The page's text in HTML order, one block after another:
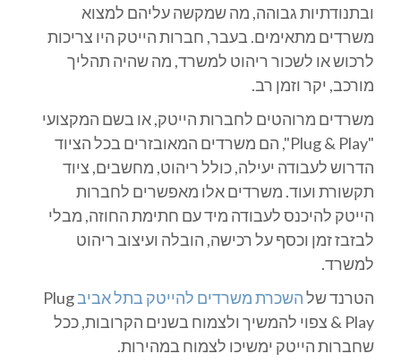
ובתנודתיות גבוהה, מה שמקשה עליהם למצוא
משרדים מתאימים. בעבר, חברות הייטק היו צריכות
לרכוש או לשכור ריהוט למשרד, מה שהיה תהליך
מורכב, יקר וזמן רב.
משרדים מרוהטים לחברות הייטק, או בשם המקצועי
"Plug & Play", הם משרדים המאובזרים בכל הציוד
הדרוש לעבודה יעילה, כולל ריהוט, מחשבים, ציוד
תקשורת ועוד. משרדים אלו מאפשרים לחברות
הייטק להיכנס לעבודה מיד עם חתימת החוזה, מבלי
לבזבז זמן וכסף על רכישה, הובלה ועיצוב ריהוט
למשרד.
הטרנד שלהשכרת משרדים להייטק בתל אביבPlug
& Play צפוי להמשיך ולצמוח בשנים הקרובות, ככל
שחברות הייטק ימשיכו לצמוח במהירות.